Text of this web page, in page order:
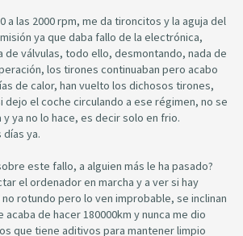
las 2000 rpm, me da tironcitos y la aguja del
ya que daba fallo de la electrónica,
de válvulas, todo ello, desmontando, nada de
los tirones continuaban pero acabo
de calor, han vuelto los dichosos tirones,
el coche circulando a ese régimen, no se
ya no lo hace, es decir solo en frio.
ya.
este fallo, a alguien más le ha pasado?
el ordenador en marcha y a ver si hay
rotundo pero lo ven improbable, se inclinan
de hacer 180000km y nunca me dio
que tiene aditivos para mantener limpio